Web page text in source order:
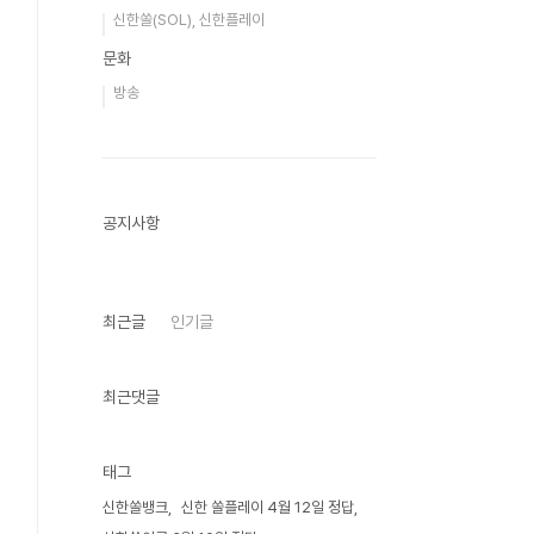
신한쏠(SOL), 신한플레이
문화
방송
공지사항
최근글 인기글
최근댓글
태그
신한쏠뱅크
신한 쏠플레이 4월 12일 정답